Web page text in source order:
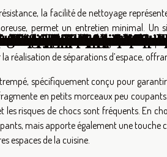
la facilité de nettoyage
permet un entretien minimal. Un
assurant ainsi un nettoyage facile au
réalisation de séparations d’espace,
spécifiquement conçu pour
en petits morceaux peu
les risques de chocs sont fréquents. En
mais apporte également une touche
espaces de la cuisine.
d’aujourd’hui
escaliers améliorent-
l'agencement intérieur
l'espace lors de la
de défrichage
un ascenseur et un
spécialisé peut
types de parquet
dans les petites cuisines
d'ascenseur :
affleurantes
experts façonnent
écologiques pour
extérieur : astuces pour
dans les petits jardins
pour appliquer
entre parquet flottant
un robot aspirateur
pour transformer des
espaces extérieurs
naturelles et
l'espace de votre
les revenus de
l'ordre dans
en espace de vie :